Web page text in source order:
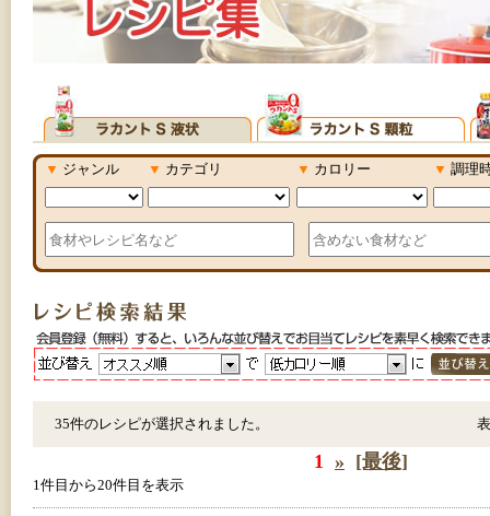
▼ ジャンル ▼ カテゴリ ▼ カロリー ▼ 調理
35件のレシピが選択されました。
1 » [最後]
1件目から20件目を表示